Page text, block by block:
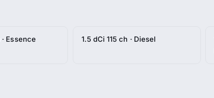
Essence 1.5 dCi 115 ch · Diesel